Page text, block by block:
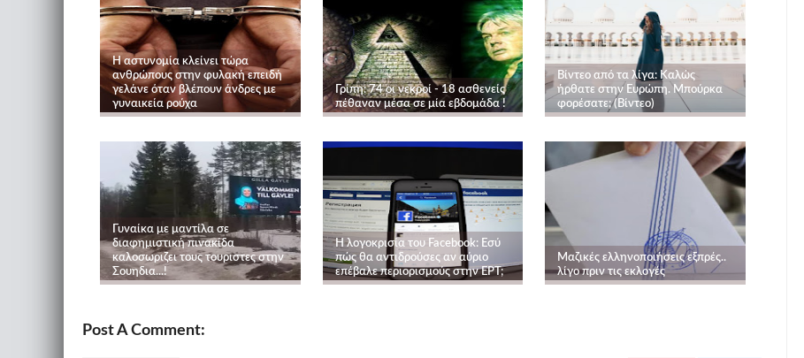
Η αστυνομία κλείνει τώρα
ανθρώπους στην φυλακή επειδή
γελάνε όταν βλέπουν άνδρες με
γυναικεία ρούχα
Γρίπη: 74 οι νεκροί - 18 ασθενείς
πέθαναν μέσα σε μία εβδομάδα !
Βίντεο από τα λίγα: Καλώς
ήρθατε στην Ευρώπη. Μπούρκα
φορέσατε; (Βίντεο)
Γυναίκα με μαντίλα σε
διαφημιστική πινακίδα
καλοσωριζει τους τουριστες στην
Σουηδια...!
Η λογοκρισία του Facebook: Εσύ
πώς θα αντιδρούσες αν αύριο
επέβαλε περιορισμούς στην ΕΡΤ;
Μαζικές ελληνοποιήσεις εξπρές..
λίγο πριν τις εκλογές
Post A Comment: